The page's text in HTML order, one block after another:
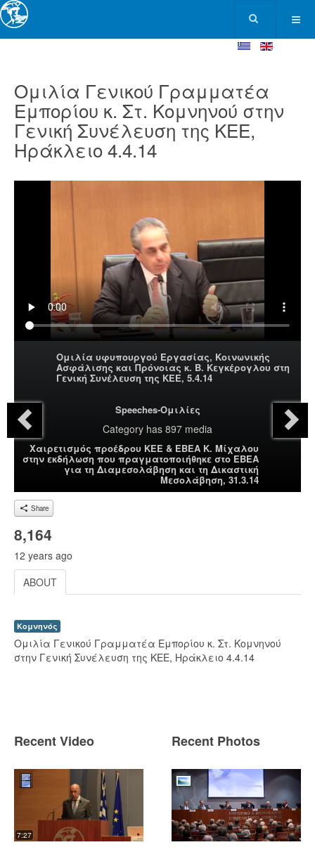
Ομιλία Γενικού Γραμματέα
Εμπορίου κ. Στ. Κομνηνού στην
Γενική Συνέλευση της ΚΕΕ,
Ηράκλειο 4.4.14
Ομιλία υφυπουργού Εργασίας, Κοινωνικής
Ασφάλισης και Πρόνοιας κ. Β. Κεγκέρογλου στη
Γενική Συνέλευση της ΚΕΕ, 5.4.14
Speeches-Ομιλίες
Category has 897 media
Χαιρετισμός προέδρου ΚΕΕ & ΕΒΕΑ Κ. Μίχαλου
στην εκδήλωση που πραγματοποιήθηκε στο ΕΒΕΑ
για τη Διαμεσολάβηση και τη Δικαστική
Μεσολάβηση, 31.3.14
Share
8,164
12 years ago
ABOUT
Κομνηνός
Ομιλία Γενικού Γραμματέα Εμπορίου κ. Στ. Κομνηνού
στην Γενική Συνέλευση της ΚΕΕ, Ηράκλειο 4.4.14
Recent Video
7:27
Recent Photos